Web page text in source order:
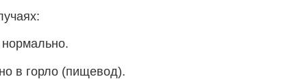
в горло (пищевод).